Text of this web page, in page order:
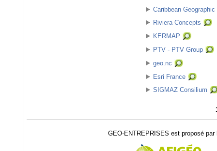
Caribbean
Riviera Concepts
KERMAP
PTV - PTV Group
geo.nc
Esri France
SIGMAZ Consilium
GEO-ENTREPRISES est proposé par